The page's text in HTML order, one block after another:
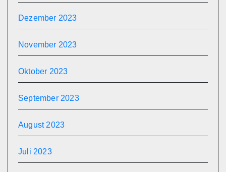
Dezember 2023
November 2023
Oktober 2023
September 2023
August 2023
Juli 2023